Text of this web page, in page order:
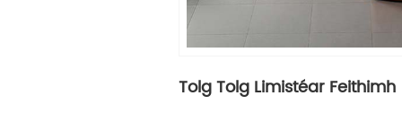
Tolg Tolg Limistéar Feithimh